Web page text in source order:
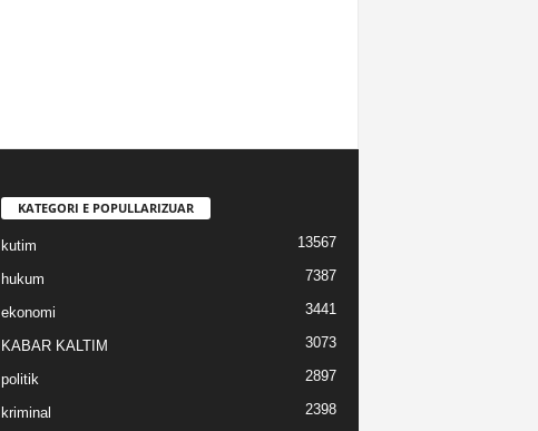
KATEGORI E POPULLARIZUAR
kutim 13567
hukum 7387
ekonomi 3441
KABAR KALTIM 3073
politik 2897
kriminal 2398